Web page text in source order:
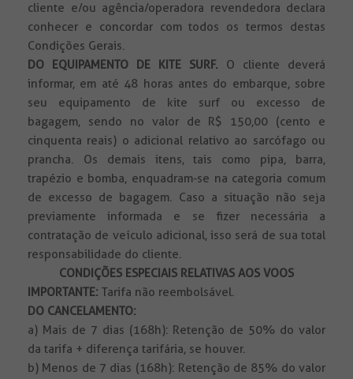
cliente e/ou agência/operadora revendedora declara
conhecer e concordar com todos os termos destas
Condições Gerais.
DO EQUIPAMENTO DE KITE SURF. O cliente deverá
informar, em até 48 horas antes do embarque, sobre
seu equipamento de kite surf ou excesso de
bagagem, sendo no valor de R$ 150,00 (cento e
cinquenta reais) o adicional relativo ao sarcófago ou
prancha. Os demais itens, tais como pipa, barra,
trapézio e bomba, enquadram-se na categoria comum
de excesso de bagagem. Caso a situação não seja
previamente informada e se fizer necessária a
contratação de veículo adicional, isso será de sua total
responsabilidade do cliente.
CONDIÇÕES ESPECIAIS RELATIVAS AOS VOOS
IMPORTANTE: Tarifa não reembolsável.
DO CANCELAMENTO:
a) Mais de 7 dias (168h): Retenção de 50% do valor
da tarifa + diferença tarifária, se houver.
b) Menos de 7 dias (168h): Retenção de 85% do valor